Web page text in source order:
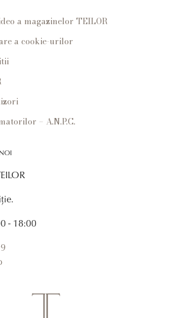
a magazinelor TEILOR
a cookie-urilor
– A.N.P.C.
- 18:00